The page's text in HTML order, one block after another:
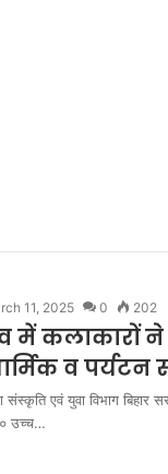
11, 2025 0 202
में कलाकारों
व पर्यटन
एवं युवा विभाग बिहार
उच्च…